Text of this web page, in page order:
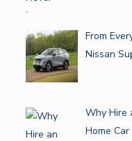
From
Nissan
Why Hire
Home Car